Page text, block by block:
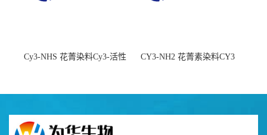
Cy3-NHS 花菁染料Cy3-活性
CY3-NH2 花菁素染料CY3